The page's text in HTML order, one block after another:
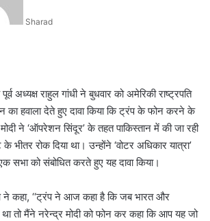
Sharad
अध्यक्ष राहुल गांधी ने बुधवार को अमेरिकी राष्ट्रपति
का हवाला देते हुए दावा किया कि ट्रंप के फोन करने के
ने ‘ऑपरेशन सिंदूर’ के तहत पाकिस्तान में की जा रही
भीतर रोक दिया था। उन्होंने ‘वोटर अधिकार यात्रा’
सभा को संबोधित करते हुए यह दावा किया।
ने कहा, ‘‘ट्रंप ने आज कहा है कि जब भारत और
था तो मैंने नरेन्द्र मोदी को फोन कर कहा कि आप यह जो